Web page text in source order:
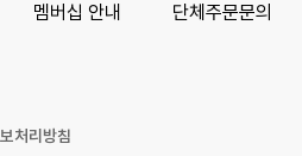
멤버십 안내 단체주문문의
처리방침